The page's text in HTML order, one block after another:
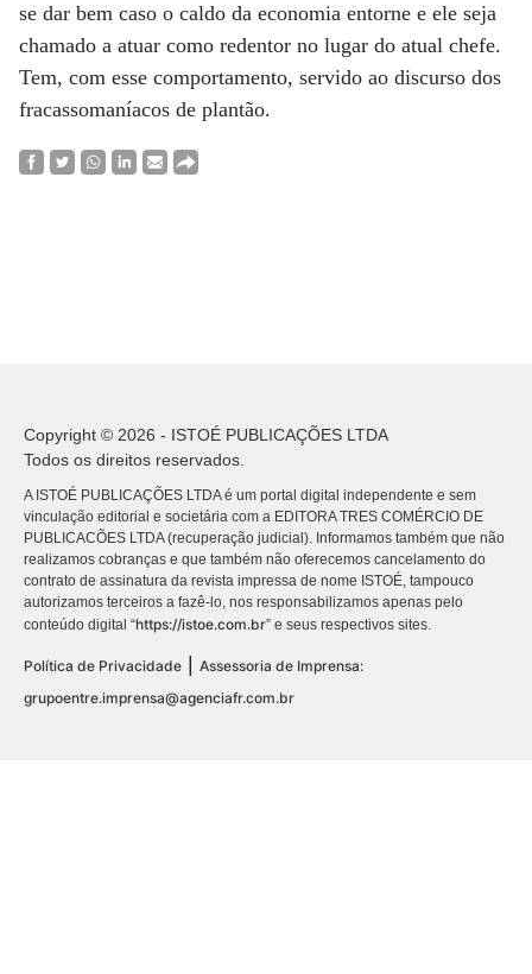
se dar bem caso o caldo da economia entorne e ele seja
chamado a atuar como redentor no lugar do atual chefe.
Tem, com esse comportamento, servido ao discurso dos
fracassomaníacos de plantão.
Copyright © 2026 - ISTOÉ PUBLICAÇÕES LTDA
Todos os direitos reservados.
A ISTOÉ PUBLICAÇÕES LTDA é um portal digital independente e sem
vinculação editorial e societária com a EDITORA TRES COMÉRCIO DE
PUBLICACÕES LTDA (recuperação judicial). Informamos também que não
realizamos cobranças e que também não oferecemos cancelamento do
contrato de assinatura da revista impressa de nome ISTOÉ, tampouco
autorizamos terceiros a fazê-lo, nos responsabilizamos apenas pelo
conteúdo digital “https://istoe.com.br” e seus respectivos sites.
Política de Privacidade
Assessoria de Imprensa:
grupoentre.imprensa@agenciafr.com.br